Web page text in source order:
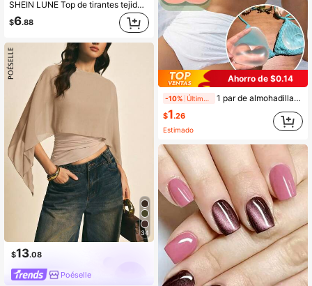
SHEIN LUNE Top de tirantes tejido liso, casual y de moda para uso diario
$6.88
34
$13.08
Poéselle
Ahorro de $0.14
-10% 1 par de almohadillas de sujetador transparentes de silicona, copas de sujetador suaves reutilizables, realzan el busto, adecuadas para sujetadores, trajes de baño, bikinis, ayudan a levantar y dar volumen al busto, material de silicona lavable, accesorios de sujetador, adecuados para vestidos de noche y atuendos de fiesta (20 piezas de cubiertas de pezones de tela no tejida)
$1.26
Estimado